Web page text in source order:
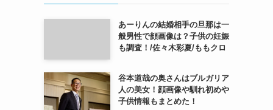
あーりんの結婚相手の旦那は一
般男性で顔画像は？子供の妊娠
も調査！/佐々木彩夏/ももクロ
谷本道哉の奥さんはブルガリア
人の美女！顔画像や馴れ初めや
子供情報もまとめた！